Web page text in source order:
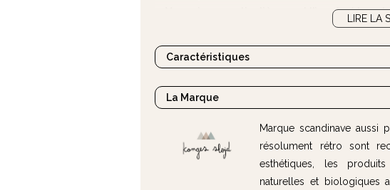
Vous aimez particulièrement l'imprimé Leo de
petites bottes assorties de la marque
LIRE LA
Caractéristiques
La Marque
Marque scandinave aussi
résolument rétro sont
esthétiques, les
naturelles et biologiques